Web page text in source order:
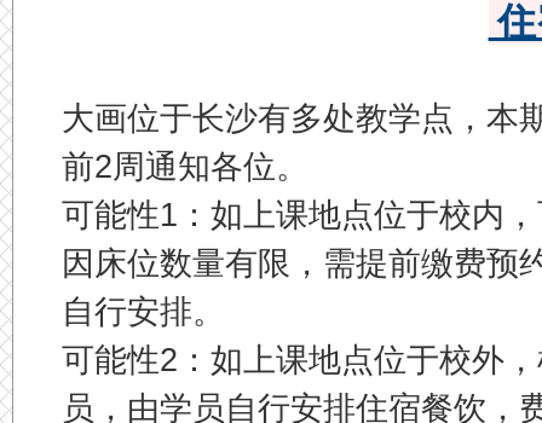
大画位于长沙有多处教学点，本
前2周通知各位。
可能性1：如上课地点位于校内
因床位数量有限，需提前缴费预
自行安排。
可能性2：如上课地点位于校外
员，由学员自行安排住宿餐饮，